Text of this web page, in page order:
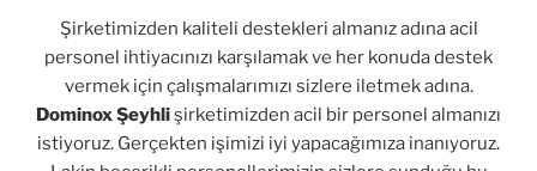
Şirketimizden kaliteli destekleri almanız adına acil
personel ihtiyacınızı karşılamak ve her konuda destek
vermek için çalışmalarımızı sizlere iletmek adına.
Dominox Şeyhlişirketimizden acil bir personel almanızı
istiyoruz. Gerçekten işimizi iyi yapacağımıza inanıyoruz.